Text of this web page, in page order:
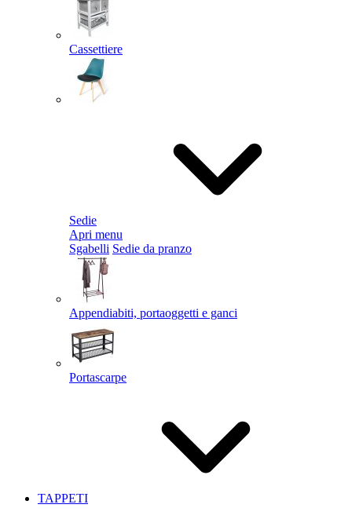
Cassettiere
Sedie
Apri menu
Sgabelli Sedie da pranzo
Appendiabiti, portaoggetti e ganci
Portascarpe
TAPPETI